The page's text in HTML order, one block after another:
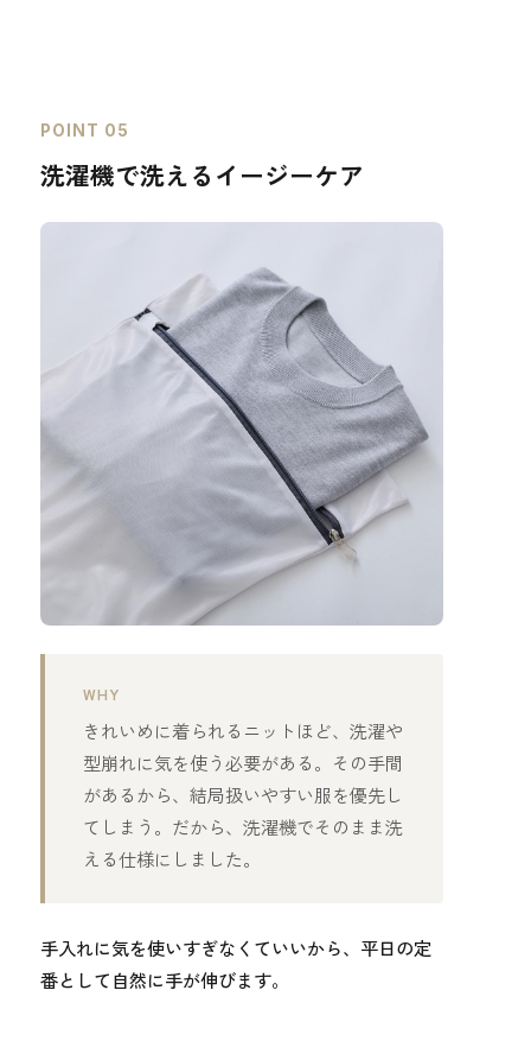
POINT 05
洗濯機で洗えるイージーケア
WHY
きれいめに着られるニットほど、洗濯や
型崩れに気を使う必要がある。その手間
があるから、結局扱いやすい服を優先し
てしまう。だから、洗濯機でそのまま洗
える仕様にしました。
手入れに気を使いすぎなくていいから、平日の定
番として自然に手が伸びます。